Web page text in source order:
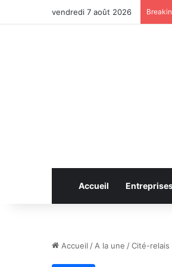
vendredi 7 août 2026
Accueil
Accueil / A la une /Cité-relais